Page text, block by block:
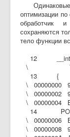
Одинаковые
оптимизации
обработчик
сохраняются
тело функции
12
\
13 {
\
\
\
14
\
\